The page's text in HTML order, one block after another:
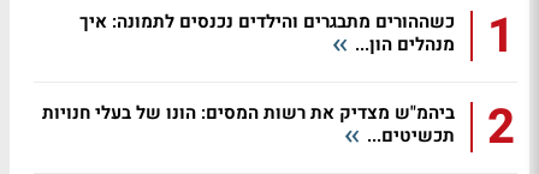
1
כשההורים מתבגרים והילדים נכנסים לתמונה: איך
מנהלים הון...
2
ביהמ"ש מצדיק את רשות המסים: הונו של בעלי חנויות
תכשיטים...